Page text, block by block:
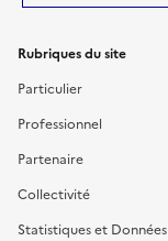
Rubriques du site
Particulier
Professionnel
Partenaire
Collectivité
Statistiques et Données